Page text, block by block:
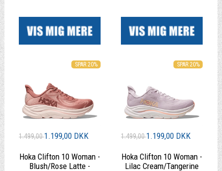
SPAR 20%
1.499,001.199,00 DKK
Hoka Clifton 10 Woman -
Blush/Rose Latte -
SPAR 20%
1.499,001.199,00 DKK
Hoka Clifton 10 Woman -
Lilac Cream/Tangerine